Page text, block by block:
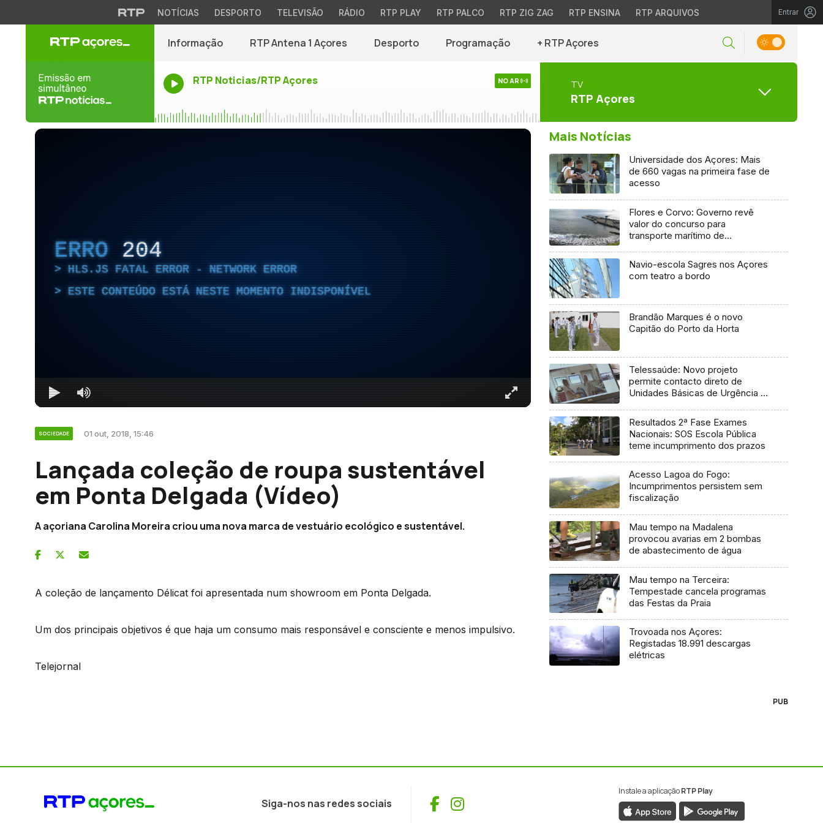
NOTÍCIAS DESPORTO TELEVISÃO RÁDIO RTP PLAY RTP PALCO RTP ZIG ZAG RTP ENSINA RTP ARQUIVOS Entrar
Informação RTP Antena 1 Açores Desporto Programação + RTP Açores
RTP Noticias/RTP Açores NO AR TV
RTP Açores
ERRO 204
HLS.JS FATAL ERROR - NETWORK ERROR
ESTE CONTEÚDO ESTÁ NESTE MOMENTO INDISPONÍVEL
SOCIEDADE 01 out, 2018, 15:46
Lançada coleção de roupa sustentável
em Ponta Delgada (Vídeo)
A açoriana Carolina Moreira criou uma nova marca de vestuário ecológico e sustentável.
A coleção de lançamento Délicat foi apresentada num showroom em Ponta Delgada.
Um dos principais objetivos é que haja um consumo mais responsável e consciente e menos impulsivo.
Telejornal
Mais Notícias
Universidade dos Açores: Mais
de 660 vagas na primeira fase de
acesso
Flores e Corvo: Governo revê
valor do concurso para
transporte marítimo de
Navio-escola Sagres nos Açores
com teatro a bordo
Brandão Marques é o novo
Capitão do Porto da Horta
Telessaúde: Novo projeto
permite contacto direto de
Unidades Básicas de Urgência e
Resultados 2ª Fase Exames
Nacionais: SOS Escola Pública
teme incumprimento dos prazos
Acesso Lagoa do Fogo:
Incumprimentos persistem sem
fiscalização
Mau tempo na Madalena
provocou avarias em 2 bombas
de abastecimento de água
Mau tempo na Terceira:
Tempestade cancela programas
das Festas da Praia
Trovoada nos Açores:
Registadas 18.991 descargas
elétricas
PUB
Siga-nos nas redes sociais Facebook
Instagram
Instale a aplicaçãoRTP Play